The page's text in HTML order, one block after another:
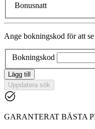
Bonusnatt
Ange bokningskod för att
Bokningskod
Lägg till
Uppdatera sök
GARANTERAT BÄSTA